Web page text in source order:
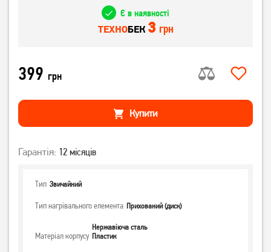
Є в наявності
ТЕХНОБЕК 3 грн
399 грн
Купити
Гарантія: 12 місяців
Тип Звичайний
Тип нагрівального елемента Прихований (диск)
Матеріал корпусу
Нержавіюча сталь
Пластик